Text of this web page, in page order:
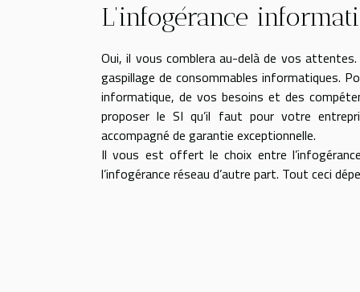
L’infogérance
Oui, il vous comblera au-delà de vos
gaspillage de consommables informatiques.
informatique, de vos besoins et des
proposer le SI qu’il faut pour votre
accompagné de garantie exceptionnelle.
Il vous est offert le choix entre
l’infogérance réseau d’autre part. Tout ceci